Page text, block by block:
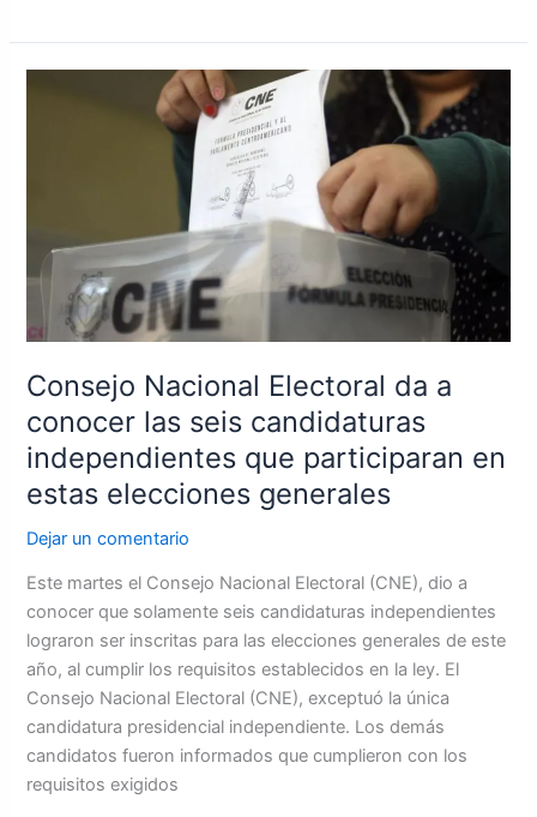
Consejo Nacional Electoral da a
conocer las seis candidaturas
independientes que participaran en
estas elecciones generales
Dejar un comentario
Este martes el Consejo Nacional Electoral (CNE), dio a
conocer que solamente seis candidaturas independientes
lograron ser inscritas para las elecciones generales de este
año, al cumplir los requisitos establecidos en la ley. El
Consejo Nacional Electoral (CNE), exceptuó la única
candidatura presidencial independiente. Los demás
candidatos fueron informados que cumplieron con los
requisitos exigidos
las
seis
candidaturas
independientes
que
participaran
en
estas
elecciones